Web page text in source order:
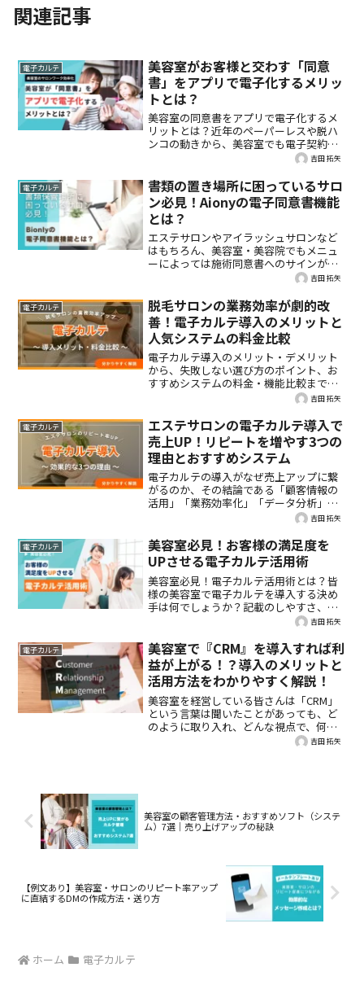
関連記事
電子カルテ
美容室がお客様と交わす「同意
書」をアプリで電子化するメリッ
トとは？
美容室の同意書をアプリで電子化するメ
リットとは？近年のペーパーレスや脱ハ
ンコの動きから、美容室でも電子契約書
や電子施術同意書・電子カルテを導入す
と交わす書面を電子化するメリットとそ
の方法をご紹介します。
吉田 拓矢
電子カルテ
書類の置き場所に困っているサロ
ン必見！Aionyの電子同意書機能
とは？
エステサロンやアイラッシュサロンなど
はもちろん、美容室・美容院でもメニュ
ーによっては施術同意書へのサインが必
要になります。でも、紙だと書類を保管
意書の書類をデジタル保存しペーパーレ
ス化を実現するAionyの新機能をご紹介！
吉田 拓矢
電子カルテ
脱毛サロンの業務効率が劇的改
善！電子カルテ導入のメリットと
人気システムの料金比較
電子カルテ導入のメリット・デメリット
から、失敗しない選び方のポイント、お
すすめシステムの料金・機能比較までを
徹底解説。コストを抑えて導入できるIT
サロンの業務効率化と売上アップをサポ
ートします。
吉田 拓矢
電子カルテ
エステサロンの電子カルテ導入で
売上UP！リピートを増やす3つの
理由とおすすめシステム
電子カルテの導入がなぜ売上アップに繋
がるのか、その結論である「顧客情報の
活用」「業務効率化」「データ分析」と
いう3つの理由を詳しく解説。さらに、自
すめ5選の徹底比較、導入の注意点まで網
羅的にご紹介します。
吉田 拓矢
電子カルテ
美容室必見！お客様の満足度を
UPさせる電子カルテ活用術
美容室必見！電子カルテ活用術とは？皆
様の美容室で電子カルテを導入する決め
手は何でしょうか？記載のしやすさ、保
存・管理のしやすさなど、使い勝手のポ
美容室で電子カルテを導入する際にいち
ばんの決め手となるのは、お客様の施術
写真を残せることです。施術写真しっか
り残すことは接客の大きな強みになりま
すよね。今回は、美容室で電子カルテを
導入するメリットを探ってみましょう。
吉田 拓矢
電子カルテ
美容室で『CRM』を導入すれば利
益が上がる！？導入のメリットと
活用方法をわかりやすく解説！
美容室を経営している皆さんは「CRM」
という言葉は聞いたことがあっても、ど
のように取り入れ、どんな視点で、何を
判断すればいいか正しく把握しています
吉田 拓矢
美容室の顧客管理方法・おすすめソフト（システ
ム）7選｜売り上げアップの秘訣
【例文あり】美容室・サロンのリピート率アップ
に直結するDMの作成方法・送り方
ホーム 電子カルテ